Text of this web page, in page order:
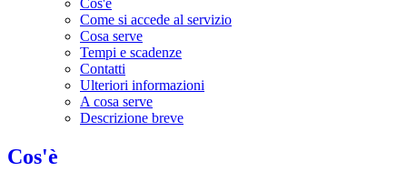
Cos'è
Come si accede al servizio
Cosa serve
Tempi e scadenze
Contatti
Ulteriori informazioni
A cosa serve
Descrizione breve
Cos'è